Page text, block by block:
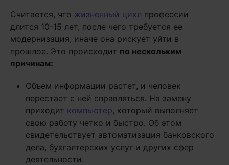
Считается, что жизненный цикл профессии
длится 10-15 лет, после чего требуется ее
модернизация, иначе она рискует уйти в
прошлое. Это происходит по нескольким
причинам:
Объем информации растет, и человек
перестает с ней справляться. На замену
приходит компьютер, который выполняет
свою работу четко и быстро. Об этом
свидетельствует автоматизация банковского
дела, бухгалтерских услуг и других сфер
деятельности.